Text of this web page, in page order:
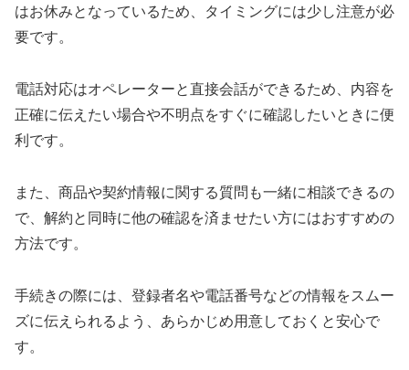
はお休みとなっているため、タイミングには少し注意が必
要です。
電話対応はオペレーターと直接会話ができるため、内容を
正確に伝えたい場合や不明点をすぐに確認したいときに便
利です。
また、商品や契約情報に関する質問も一緒に相談できるの
で、解約と同時に他の確認を済ませたい方にはおすすめの
方法です。
手続きの際には、登録者名や電話番号などの情報をスムー
ズに伝えられるよう、あらかじめ用意しておくと安心で
す。